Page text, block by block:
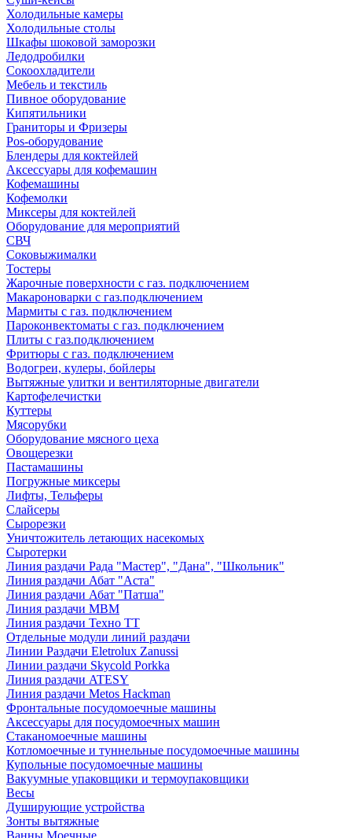
Холодильные камеры
Холодильные столы
Шкафы шоковой заморозки
Ледодробилки
Сокоохладители
Мебель и текстиль
Пивное оборудование
Кипятильники
Граниторы и Фризеры
Pos-оборудование
Блендеры для коктейлей
Аксессуары для кофемашин
Кофемашины
Кофемолки
Миксеры для коктейлей
Оборудование для мероприятий
СВЧ
Соковыжималки
Тостеры
Жарочные поверхности с газ. подключением
Макароноварки с газ.подключением
Мармиты с газ. подключением
Пароконвектоматы с газ. подключением
Плиты с газ.подключением
Фритюры с газ. подключением
Водогреи, кулеры, бойлеры
Вытяжные улитки и вентиляторные двигатели
Картофелечистки
Куттеры
Мясорубки
Оборудование мясного цеха
Овощерезки
Пастамашины
Погружные миксеры
Лифты, Тельферы
Слайсеры
Сырорезки
Уничтожитель летающих насекомых
Сыротерки
Линия раздачи Рада "Мастер", "Дана", "Школьник"
Линия раздачи Абат "Аста"
Линия раздачи Абат "Патша"
Линия раздачи МВМ
Линия раздачи Техно ТТ
Отдельные модули линий раздачи
Линии Раздачи Eletrolux Zanussi
Линии раздачи Skycold Porkka
Линия раздачи ATESY
Линия раздачи Metos Hackman
Фронтальные посудомоечные машины
Аксессуары для посудомоечных машин
Стаканомоечные машины
Котломоечные и туннельные посудомоечные машины
Купольные посудомоечные машины
Вакуумные упаковщики и термоупаковщики
Весы
Душирующие устройства
Зонты вытяжные
Ванны Моечные